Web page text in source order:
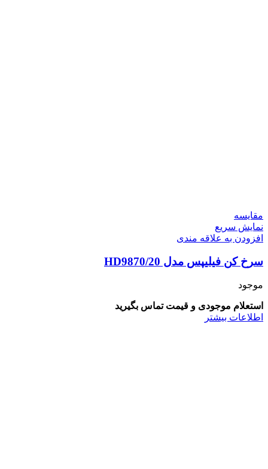
مقايسه
نمایش سریع
افزودن به علاقه مندی
سرخ کن فیلیپس مدل HD9870/20
موجود
استعلام موجودی و قیمت تماس بگیرید
اطلاعات بیشتر